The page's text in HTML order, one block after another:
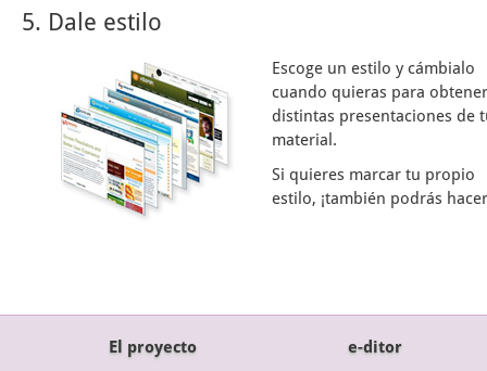
5. Dale estilo
Escoge un estilo y cámbialo
cuando quieras para obtener
distintas presentaciones de
material.
Si quieres marcar tu propio
estilo, ¡también podrás
El proyecto e-ditor